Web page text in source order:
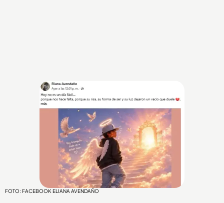
FOTO: FACEBOOK ELIANA AVENDAÑO